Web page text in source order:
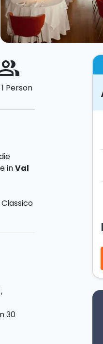
Person
inVal
di
eine
30